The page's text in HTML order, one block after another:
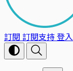
訂閱 訂閱支持登入